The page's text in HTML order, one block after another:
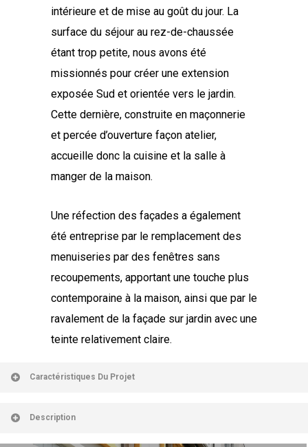
intérieure et de mise au goût du jour. La
surface du séjour au rez-de-chaussée
étant trop petite, nous avons été
missionnés pour créer une extension
exposée Sud et orientée vers le jardin.
Cette dernière, construite en maçonnerie
et percée d’ouverture façon atelier,
accueille donc la cuisine et la salle à
manger de la maison.
Une réfection des façades a également
été entreprise par le remplacement des
menuiseries par des fenêtres sans
recoupements, apportant une touche plus
contemporaine à la maison, ainsi que par le
ravalement de la façade sur jardin avec une
teinte relativement claire.
Caractéristiques Du Projet
Description